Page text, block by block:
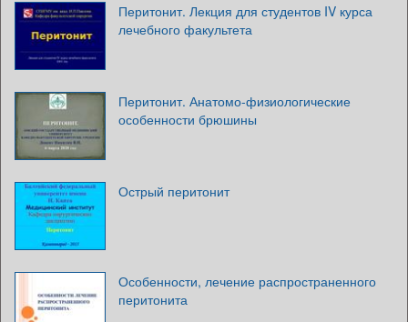
Перитонит. Лекция для студентов IV курса
лечебного факультета
Перитонит. Анатомо-физиологические
особенности брюшины
Острый перитонит
Особенности, лечение распространенного
перитонита